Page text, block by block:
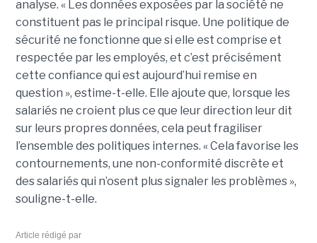
analyse. « Les données exposées par la société ne
constituent pas le principal risque. Une politique de
sécurité ne fonctionne que si elle est comprise et
respectée par les employés, et c’est précisément
cette confiance qui est aujourd’hui remise en
question », estime-t-elle. Elle ajoute que, lorsque les
salariés ne croient plus ce que leur direction leur dit
sur leurs propres données, cela peut fragiliser
l’ensemble des politiques internes. « Cela favorise les
contournements, une non-conformité discrète et
des salariés qui n’osent plus signaler les problèmes »,
souligne-t-elle.
Article rédigé par